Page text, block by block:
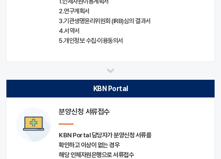
2.연구계획서
3.기관생명윤리위원회 (IRB)심의 결과서
4.서약서
5.개인정보 수집·이용동의서
KBN Portal
분양신청 서류접수
KBN Portal 담당자가 분양신청 서류를
확인하고 이상이 없는 경우
해당 인체자원은행으로 서류접수